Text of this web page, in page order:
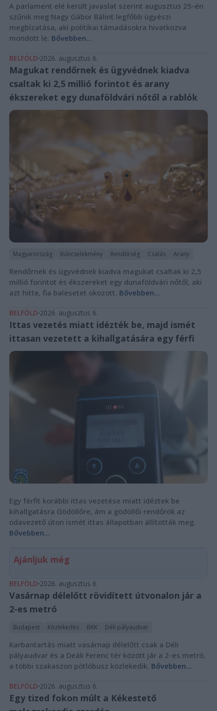
A parlament elé került javaslat szerint augusztus 25-én
szűnik meg Nagy Gábor Bálint legfőbb ügyészi
megbízatása, aki politikai támadásokra hivatkozva
mondott le. Bővebben...
BELFÖLD 2026. augusztus 6.
Magukat rendőrnek és ügyvédnek kiadva
csaltak ki 2,5 millió forintot és arany
ékszereket egy dunaföldvári nőtől a rablók
Magyarország Bűncselekmény Rendőrség Csalás Arany
Rendőrnek és ügyvédnek kiadva magukat csaltak ki 2,5
millió forintot és ékszereket egy dunaföldvári nőtől, aki
azt hitte, fia balesetet okozott. Bővebben...
BELFÖLD 2026. augusztus 6.
Ittas vezetés miatt idézték be, majd ismét
ittasan vezetett a kihallgatására egy férfi
Egy férfit korábbi ittas vezetése miatt idéztek be
kihallgatásra Gödöllőre, ám a gödöllői rendőrök az
odavezető úton ismét ittas állapotban állították meg.
Bővebben...
Ajánljuk még
BELFÖLD 2026. augusztus 6.
Vasárnap délelőtt rövidített útvonalon jár a
2-es metró
Budapest Közlekedés BKK Déli pályaudvar
Karbantartás miatt vasárnap délelőtt csak a Déli
pályaudvar és a Deák Ferenc tér között jár a 2-es metró,
a többi szakaszon pótlóbusz közlekedik. Bővebben...
BELFÖLD 2026. augusztus 6.
Egy tized fokon múlt a Kékestető